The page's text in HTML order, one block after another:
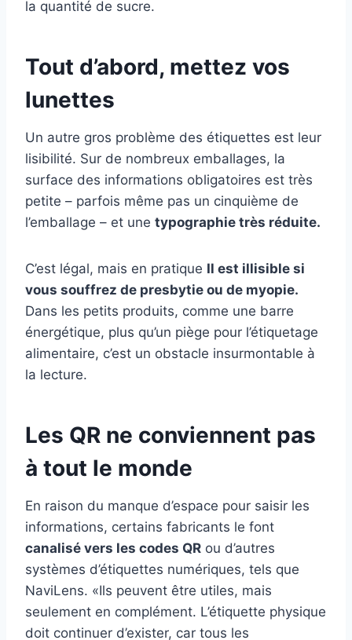
la quantité de sucre.
Tout d’abord, mettez vos
lunettes
Un autre gros problème des étiquettes est leur
lisibilité. Sur de nombreux emballages, la
surface des informations obligatoires est très
petite – parfois même pas un cinquième de
l’emballage – et une typographie très réduite.
C’est légal, mais en pratique Il est illisible si
vous souffrez de presbytie ou de myopie.
Dans les petits produits, comme une barre
énergétique, plus qu’un piège pour l’étiquetage
alimentaire, c’est un obstacle insurmontable à
la lecture.
Les QR ne conviennent pas
à tout le monde
En raison du manque d’espace pour saisir les
informations, certains fabricants le font
canalisé vers les codes QR ou d’autres
systèmes d’étiquettes numériques, tels que
NaviLens. «Ils peuvent être utiles, mais
seulement en complément. L’étiquette physique
doit continuer d’exister, car tous les